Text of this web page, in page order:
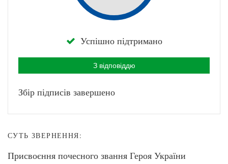
Успішно підтримано
З відповіддю
Збір підписів завершено
СУТЬ ЗВЕРНЕННЯ:
Присвоєння почесного звання Героя України